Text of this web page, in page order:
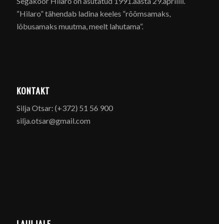
“Hilaro” tähendab ladina keeles “rõõmsamaks,
lõbusamaks muutma, meelt lahutama”.
KONTAKT
Silja Otsar: (+372) 51 56 900
silja.otsar@gmail.com